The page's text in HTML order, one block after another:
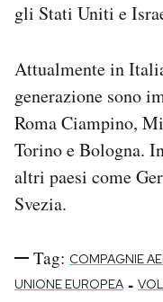
gli Stati Uniti e
Attualmente in
generazione sono
Roma Ciampino,
Torino e Bologna.
altri paesi come
Svezia.
Tag: COMPAGNIE
UNIONE EUROPEA -